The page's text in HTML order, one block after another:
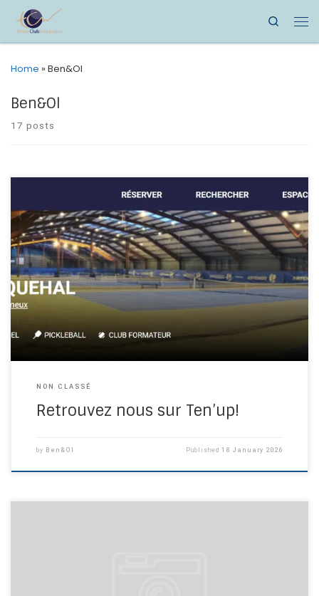
Search
Home »Ben&Ol
Ben&Ol
17 posts
Désormais retrouvez aussi le site du club sur Ten’up, le site de
la FFT. Réservations et infos sur Ten’up! Et suivez nous sur les
réseaux sociaux, => Instagram @tennisclubwasquehal et
@padels_tennis_club_wasquehal => Facebook @tennis
club wasquehal A très vite!
NON CLASSÉ
Retrouvez nous sur Ten’up!
by Ben&Ol Published18 January 2026